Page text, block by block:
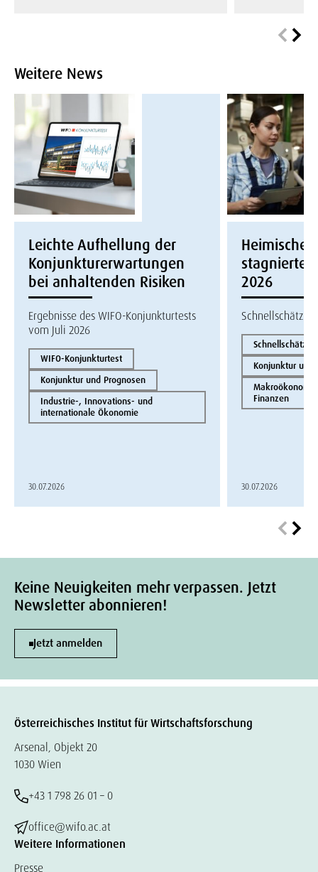
Weitere News
Leichte Aufhellung der
Konjunkturerwartungen
bei anhaltenden Risiken
Ergebnisse des WIFO-Konjunkturtests
vom Juli 2026
WIFO-Konjunkturtest
Konjunktur und Prognosen
Industrie-, Innovations- und
internationale Ökonomie
30.07.2026
Heimische
stagnierte
2026
Konjunktur und
Finanzen
30.07.2026
Keine Neuigkeiten mehr verpassen. Jetzt
Newsletter abonnieren!
Jetzt anmelden
Österreichisches Institut für Wirtschaftsforschung
Arsenal, Objekt 20
1030 Wien
+43 1 798 26 01 – 0
office@wifo.ac.at
Weitere Informationen
Presse